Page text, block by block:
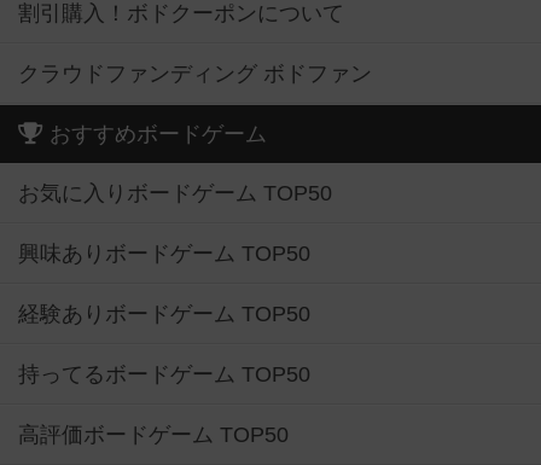
割引購入！ボドクーポンについて
クラウドファンディング ボドファン
おすすめボードゲーム
お気に入りボードゲーム TOP50
興味ありボードゲーム TOP50
経験ありボードゲーム TOP50
持ってるボードゲーム TOP50
高評価ボードゲーム TOP50